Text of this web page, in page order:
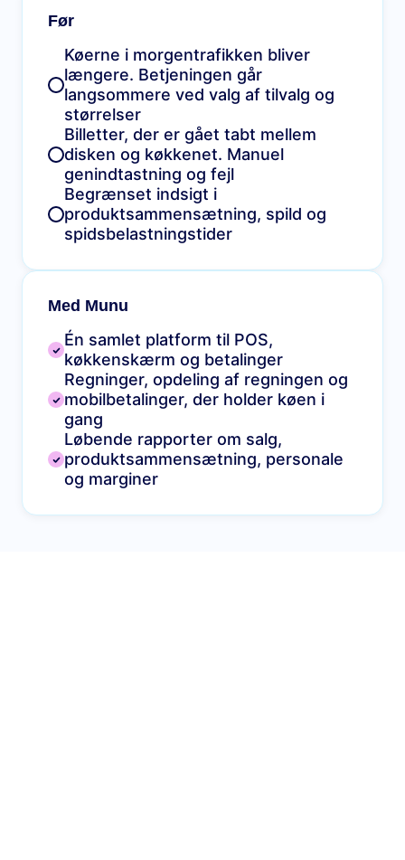
Før
Køerne i morgentrafikken bliver
længere. Betjeningen går
langsommere ved valg af tilvalg og
størrelser
Billetter, der er gået tabt mellem
disken og køkkenet. Manuel
genindtastning og fejl
Begrænset indsigt i
produktsammensætning, spild og
spidsbelastningstider
Med Munu
Én samlet platform til POS,
køkkenskærm og betalinger
Regninger, opdeling af regningen og
mobilbetalinger, der holder køen i
gang
Løbende rapporter om salg,
produktsammensætning, personale
og marginer